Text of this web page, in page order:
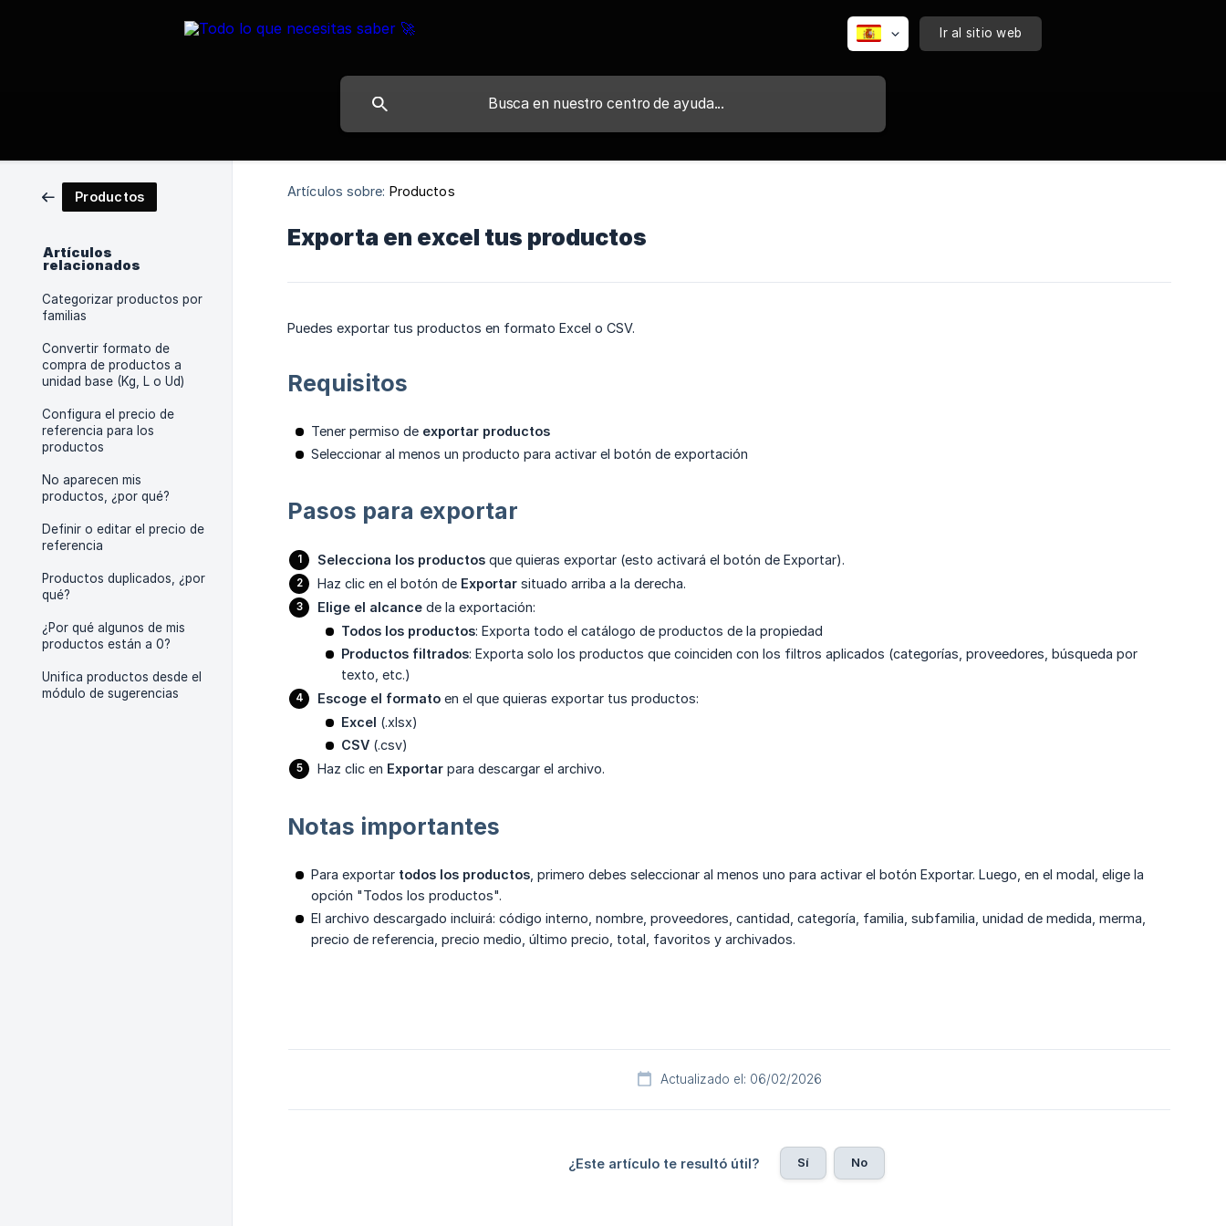
Ir al sitio web
Productos
Artículos
relacionados
Categorizar productos por
familias
Convertir formato de
compra de productos a
unidad base (Kg, L o Ud)
Configura el precio de
referencia para los
productos
No aparecen mis
productos, ¿por qué?
Definir o editar el precio de
referencia
Productos duplicados, ¿por
qué?
¿Por qué algunos de mis
productos están a 0?
Unifica productos desde el
módulo de sugerencias
Artículos sobre: Productos
Exporta en excel tus productos
Puedes exportar tus productos en formato Excel o CSV.
Requisitos
Tener permiso de exportar productos
Seleccionar al menos un producto para activar el botón de exportación
Pasos para exportar
Selecciona los productos que quieras exportar (esto activará el botón de Exportar).
Haz clic en el botón de Exportar situado arriba a la derecha.
Elige el alcance de la exportación:
Todos los productos: Exporta todo el catálogo de productos de la propiedad
Productos filtrados: Exporta solo los productos que coinciden con los filtros aplicados (categorías, proveedores, búsqueda por
texto, etc.)
Escoge el formato en el que quieras exportar tus productos:
Excel (.xlsx)
CSV (.csv)
Haz clic en Exportar para descargar el archivo.
Notas importantes
Para exportar todos los productos , primero debes seleccionar al menos uno para activar el botón Exportar. Luego, en el modal, elige la
opción "Todos los productos".
El archivo descargado incluirá: código interno, nombre, proveedores, cantidad, categoría, familia, subfamilia, unidad de medida, merma,
precio de referencia, precio medio, último precio, total, favoritos y archivados.
Actualizado el: 06/02/2026
¿Este artículo te resultó útil? Sí No